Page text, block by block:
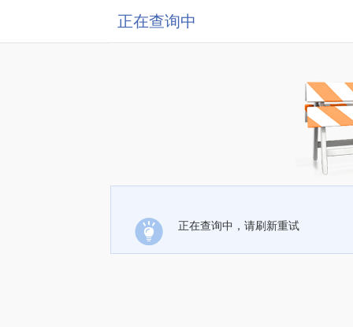
正在查询中
正在查询中，请刷新重试